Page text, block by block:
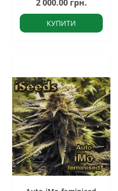
2 000.00 грн.
КУПИТИ